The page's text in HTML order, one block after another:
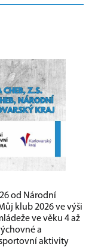
od Národní
klub 2026 ve výši
ve věku 4 až
a
aktivity